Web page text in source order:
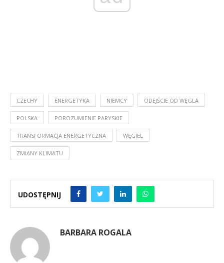
CZECHY ENERGETYKA NIEMCY ODEJŚCIE OD WĘGLA
POLSKA POROZUMIENIE PARYSKIE
TRANSFORMACJA ENERGETYCZNA WĘGIEL
ZMIANY KLIMATU
UDOSTĘPNIJ
BARBARA ROGALA